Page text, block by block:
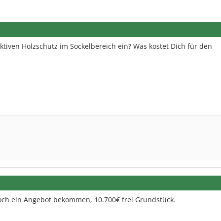
Holzschutz im Sockelbereich ein? Was kostet Dich für den
ein Angebot bekommen, 10.700€ frei Grundstück.